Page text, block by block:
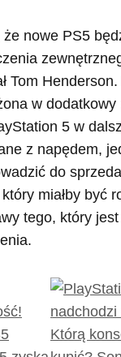
nowe PS5
Tom
w dodatkowy
5 w
z napędem,
do
miałby być
tego, który